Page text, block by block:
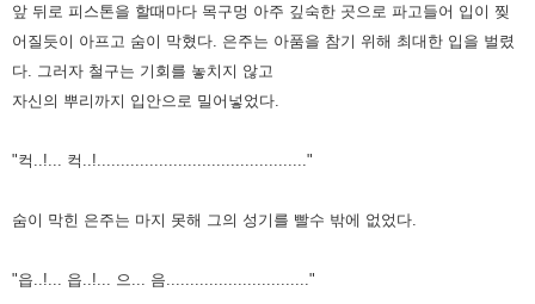
앞 뒤로 피스톤을 할때마다 목구멍 아주 깊숙한 곳으로 파고들어 입이 찢
어질듯이 아프고 숨이 막혔다. 은주는 아품을 참기 위해 최대한 입을 벌렸
다. 그러자 철구는 기회를 놓치지 않고
자신의 뿌리까지 입안으로 밀어넣었다.
"컥..!... 컥..!............................................"
숨이 막힌 은주는 마지 못해 그의 성기를 빨수 밖에 없었다.
"읍..!... 읍..!... 으... 음.............................."